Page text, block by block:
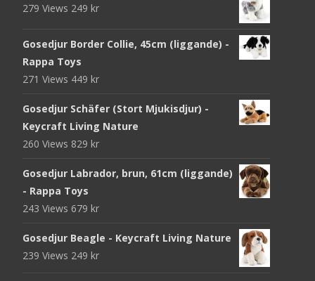
279 Views 249 kr
Gosedjur Border Collie, 45cm (liggande) -
Rappa Toys
271 Views 449 kr
Gosedjur Schäfer (Stort Mjukisdjur) -
Keycraft Living Nature
260 Views 829 kr
Gosedjur Labrador, brun, 61cm (liggande)
- Rappa Toys
243 Views 679 kr
Gosedjur Beagle - Keycraft Living Nature
239 Views 249 kr